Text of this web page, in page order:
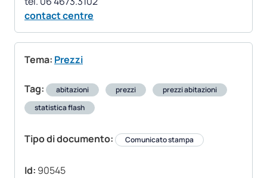
contact centre
Tema: Prezzi
Tag: abitazioni prezzi
prezzi abitazioni
statistica flash
Tipo di documento: Comunicato stampa
Id: 90545